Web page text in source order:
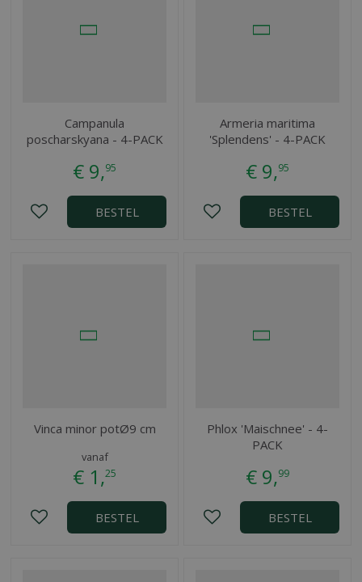
Campanula
poscharskyana - 4-PACK
€ 9,95
BESTEL
Armeria maritima
'Splendens' - 4-PACK
€ 9,95
BESTEL
Vinca minor potØ9 cm
vanaf
€ 1,25
BESTEL
Phlox 'Maischnee' - 4-
PACK
€ 9,99
BESTEL